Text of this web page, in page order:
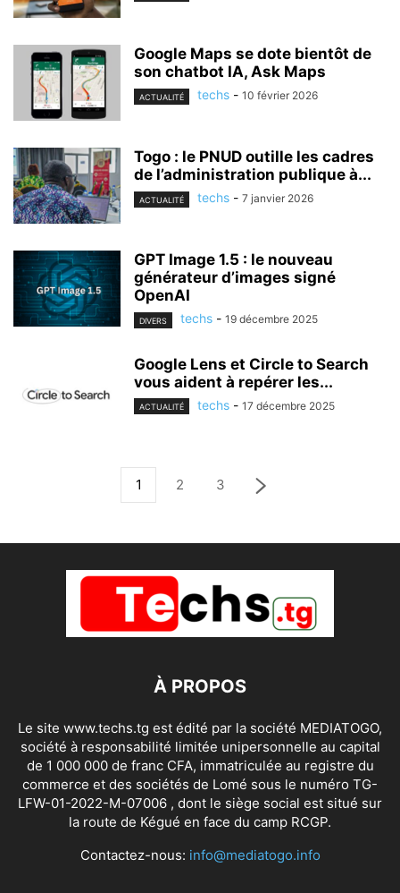
Google Maps se dote bientôt de
son chatbot IA, Ask Maps
ACTUALITÉ techs - 10 février 2026
Togo : le PNUD outille les cadres
de l’administration publique à...
ACTUALITÉ techs - 7 janvier 2026
GPT Image 1.5 : le nouveau
générateur d’images signé
OpenAI
DIVERS techs - 19 décembre 2025
Google Lens et Circle to Search
vous aident à repérer les...
ACTUALITÉ techs - 17 décembre 2025
1 2 3
À PROPOS
Le site www.techs.tg est édité par la société MEDIATOGO,
société à responsabilité limitée unipersonnelle au capital
de 1 000 000 de franc CFA, immatriculée au registre du
commerce et des sociétés de Lomé sous le numéro TG-
LFW-01-2022-M-07006 , dont le siège social est situé sur
la route de Kégué en face du camp RCGP.
Contactez-nous: info@mediatogo.info